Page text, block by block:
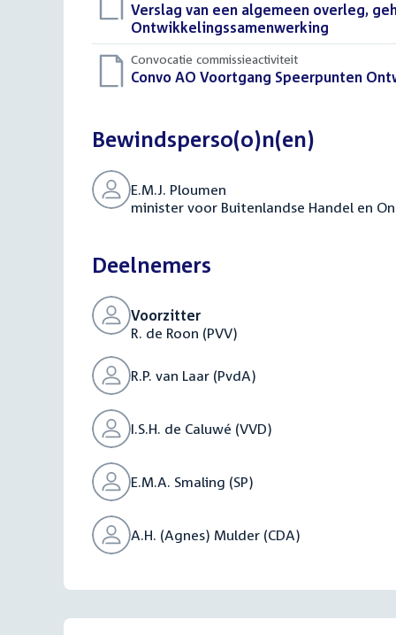
Download
bestand:
Verslag van een algemeen overleg,
Ontwikkelingssamenwerking
Convocatie commissieactiviteit
Download
Convo AO Voortgang Speerpunten
Bewindsperso(o)n(en)
E.M.J. Ploumen
minister voor Buitenlandse Handel en
Deelnemers
Voorzitter
R. de Roon (PVV)
R.P. van Laar (PvdA)
I.S.H. de Caluwé (VVD)
E.M.A. Smaling (SP)
A.H. (Agnes) Mulder (CDA)